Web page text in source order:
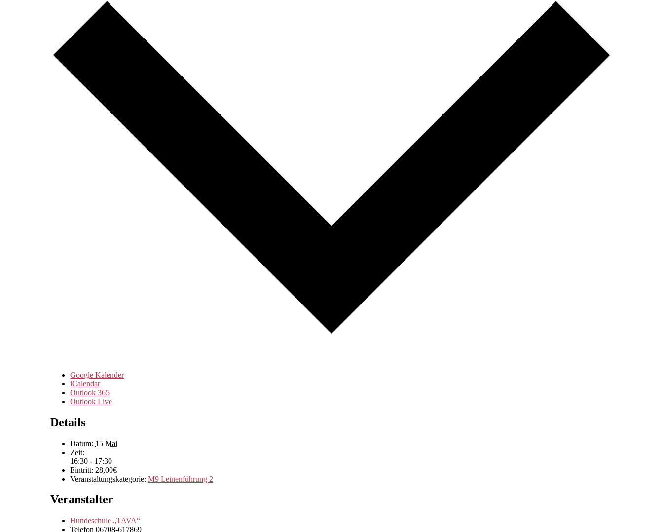
Google Kalender
iCalendar
Outlook 365
Outlook Live
Details
Datum: 15 Mai
Zeit:
16:30 - 17:30
Eintritt: 28,00€
Veranstaltungskategorie: M9 Leinenführung 2
Veranstalter
Hundeschule „TAVA“
Telefon06708-617869